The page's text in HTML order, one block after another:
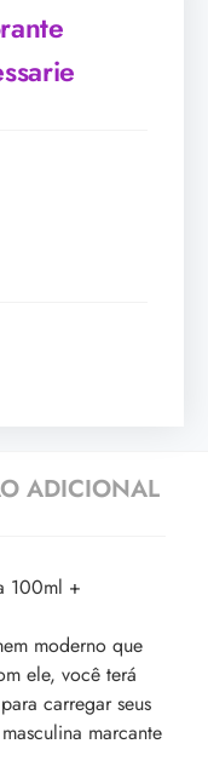
ADICIONAL
100ml +
moderno que
ele, você terá
carregar seus
marcante